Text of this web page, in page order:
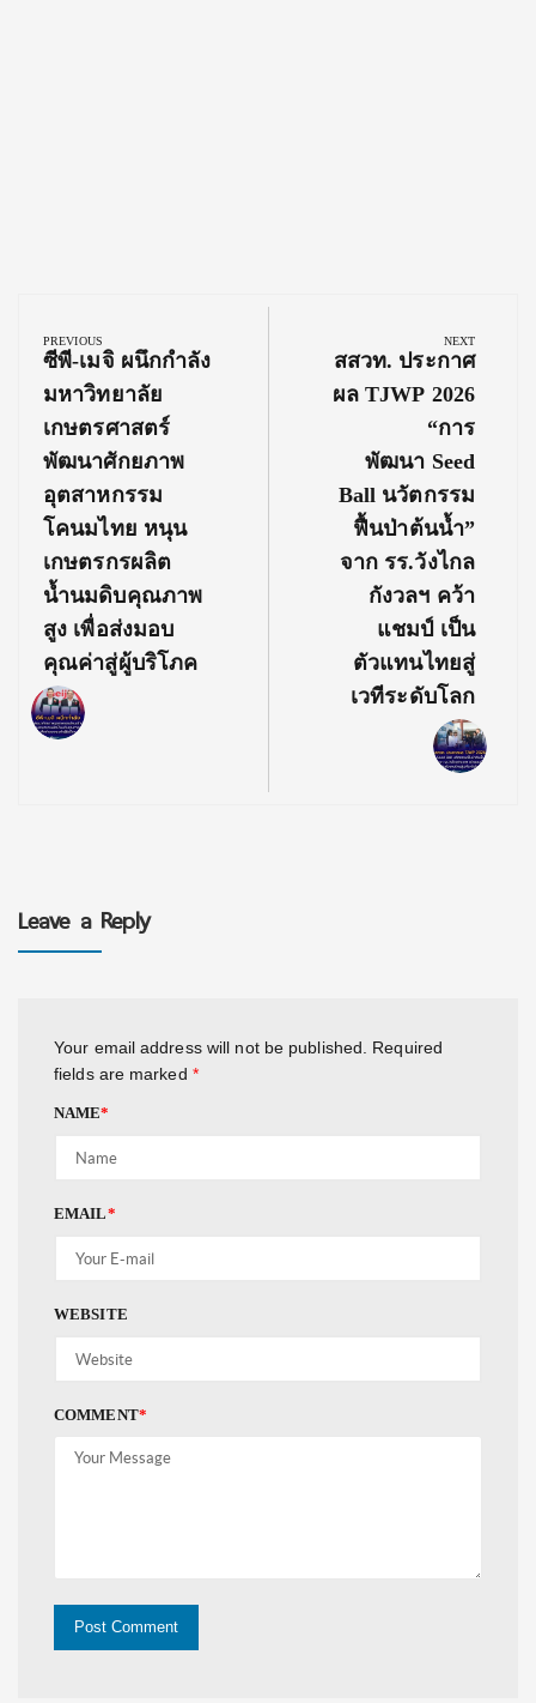
navigation
PREVIOUS
Previous
Post:
ซีพี-เมจิ ผนึกกำลัง
มหาวิทยาลัย
เกษตรศาสตร์
พัฒนาศักยภาพ
อุตสาหกรรม
โคนมไทย หนุน
เกษตรกรผลิต
น้ำนมดิบคุณภาพ
สูง เพื่อส่งมอบ
คุณค่าสู่ผู้บริโภค
NEXT
Next
Post:
สสวท. ประกาศ
ผล TJWP 2026
“การ
พัฒนา Seed
Ball นวัตกรรม
ฟื้นป่าต้นน้ำ”
จาก รร.วังไกล
กังวลฯ คว้า
แชมป์ เป็น
ตัวแทนไทยสู่
เวทีระดับโลก
Leave a Reply
Your email address will not be published.
Required
fields are marked *
NAME*
EMAIL*
WEBSITE
COMMENT*